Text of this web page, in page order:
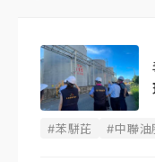
#苯駢芘 #中聯油